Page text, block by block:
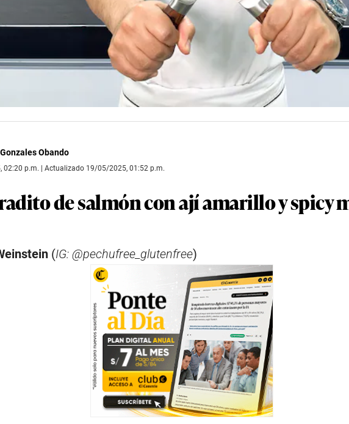
Obando
02:20 p.m. | Actualizado 19/05/2025, 01:52 p.m.
de salmón con ají amarillo y spicy
(IG: @pechufree_glutenfree)